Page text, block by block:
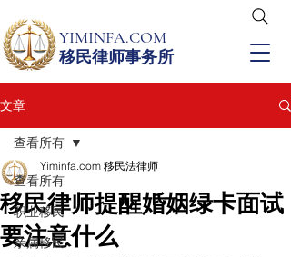
YIMINFA.COM
移民律师事务所
文章
查看所有
职业移民
亲属移民
查看所有
移民律师提醒婚姻绿卡面试
要注意什么
Yiminfa.com 移民法律师